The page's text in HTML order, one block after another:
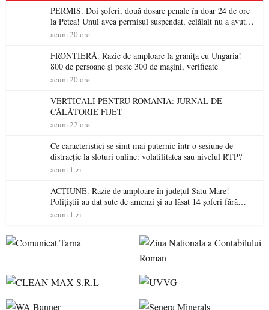
PERMIS. Doi șoferi, două dosare penale în doar 24 de ore
la Petea! Unul avea permisul suspendat, celălalt nu a avut
niciodată permis
acum 20 ore
FRONTIERĂ. Razie de amploare la granița cu Ungaria!
800 de persoane și peste 300 de mașini, verificate
acum 20 ore
VERTICALI PENTRU ROMÂNIA: JURNAL DE
CĂLĂTORIE FIJET
acum 22 ore
Ce caracteristici se simt mai puternic într-o sesiune de
distracție la sloturi online: volatilitatea sau nivelul RTP?
acum 1 zi
ACȚIUNE. Razie de amploare în județul Satu Mare!
Polițiștii au dat sute de amenzi și au lăsat 14 șoferi fără
permis într-o singură zi
acum 1 zi